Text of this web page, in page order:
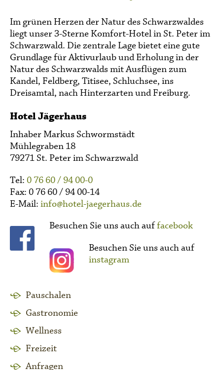
Im grünen Herzen der Natur des Schwarzwaldes
liegt unser 3-Sterne Komfort-Hotel in St. Peter im
Schwarzwald. Die zentrale Lage bietet eine gute
Grundlage für Aktivurlaub und Erholung in der
Natur des Schwarzwalds mit Ausflügen zum
Kandel, Feldberg, Titisee, Schluchsee, ins
Dreisamtal, nach Hinterzarten und Freiburg.
Hotel Jägerhaus
Inhaber Markus Schwormstädt
Mühlegraben 18
79271 St. Peter im Schwarzwald
Tel: 0 76 60 / 94 00-0
Fax: 0 76 60 / 94 00-14
E-Mail:info@hotel-jaegerhaus.de
Besuchen Sie uns auch auffacebook
Besuchen Sie uns auch auf
instagram
Pauschalen
Gastronomie
Wellness
Freizeit
Anfragen